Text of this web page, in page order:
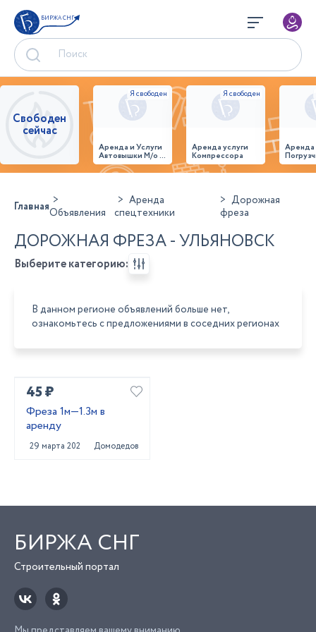
БИРЖА СНГ
Свободен
сейчас
Аренда и Услуги
Автовышки М/о г.
Домодедово
26,28,32 место
Аренда услуги
Компрессора
ГлавнаяОбъявления
Аренда
спецтехники
Дорожная
фреза
ДОРОЖНАЯ ФРЕЗА - УЛЬЯНОВСК
Выберите категорию:
В данном регионе объявлений больше нет,
ознакомьтесь с предложениями в соседних регионах
45 ₽
Фреза 1м—1.3м в
аренду
29 марта 2022 Домодедово
БИРЖА СНГ
Строительный портал